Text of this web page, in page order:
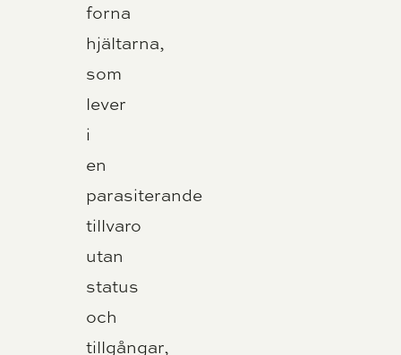
forna
hjältarna,
som
lever
i
en
parasiterande
tillvaro
utan
status
och
tillgångar,